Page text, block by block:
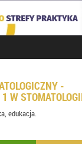
-
W
edukacja.